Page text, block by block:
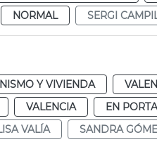
NORMAL SERGI
Y VIVIENDA
VALENCIA
EN
VALÍA SANDRA